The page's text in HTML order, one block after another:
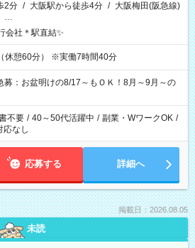
2分 / 大阪駅から徒歩4分 / 大阪梅田(阪急線)
…
会社＊駅直結✨
休憩60分） ※実働7時間40分
：お盆明けの8/17～もＯＫ！8月～9月～の
不要 / 40～50代活躍中 / 副業・WワークOK /
応なし
応募する 詳細へ
掲載日：2026.08.05
未読